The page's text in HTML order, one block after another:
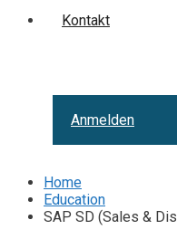
Kontakt
Anmelden
Home
Education
SAP SD (Sales &